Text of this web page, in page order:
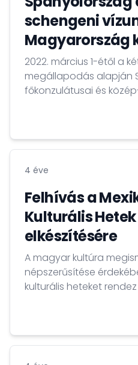
schengeni
Magyarország
2022. március 1-étől a
megállapodás alapján
főkonzulátusai és
tartózkodásra jogosító
4 éve
Felhívás a
Kulturális
elkészítésére
A magyar kultúra
népszerűsítése
kulturális heteket